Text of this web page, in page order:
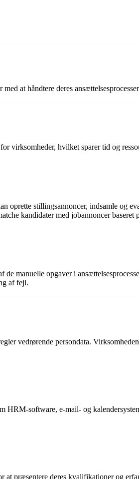
at håndtere deres
virksomheder, hvilket sparer tid og
stillingsannoncer, indsamle og
kandidater med jobannoncer baseret
manuelle opgaver i
af fejl.
vedrørende persondata.
HRM-software, e-mail- og
præsentere deres kvalifikationer og